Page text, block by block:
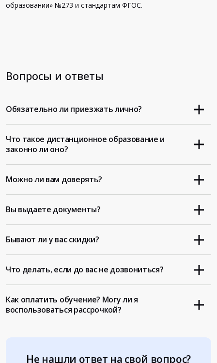
образовании» №273 и стандартам ФГОС.
Вопросы и ответы
Не нашли ответ на свой вопрос?
Обязательно ли приезжать лично?
Что такое дистанционное образование и
законно ли оно?
Можно ли вам доверять?
Вы выдаете документы?
Бывают ли у вас скидки?
Что делать, если до вас не дозвониться?
Как оплатить обучение? Могу ли я
воспользоваться рассрочкой?